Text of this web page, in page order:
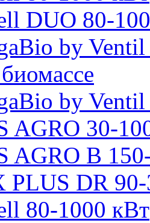
DUO 80-
by
by
AGRO 30-
AGRO B
PLUS DR
80-1000 кВт